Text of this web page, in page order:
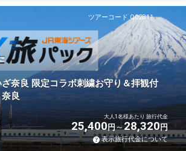
ツアーコード Q02B11
ざ奈良 限定コラボ刺繍お守り＆拝観付
良
大人1名様あたり 旅行代金
25,400円 28,320円
表示旅行代金について